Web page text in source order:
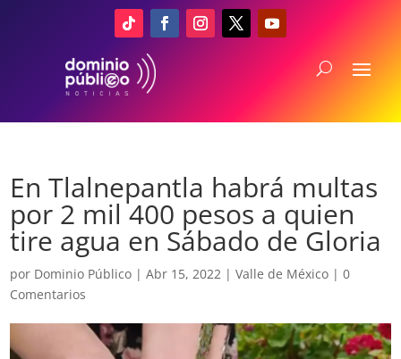
En Tlalnepantla habrá multas
por 2 mil 400 pesos a quien
tire agua en Sábado de Gloria
por Dominio Público |Abr 15, 2022 |Valle de México |0
Comentarios